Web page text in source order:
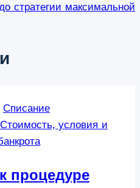
стратегии максимальной
Списание
Стоимость, условия и
процедуре